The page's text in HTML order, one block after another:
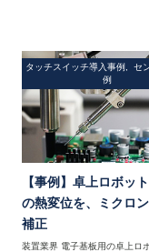
タッチスイッチ導入事例, セ
例
【事例】卓上ロボッ
の熱変位を、ミクロ
補正
装置業界 電子基板用の卓上ロ